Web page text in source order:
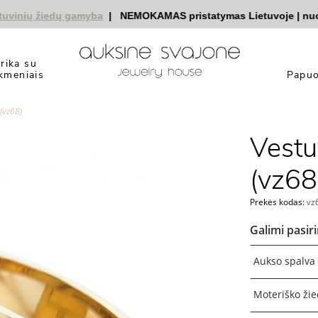
žiedų gamyba | NEMOKAMAS pristatymas Lietuvoje|
su
Prekės kodas:
Galimi
Aukso spalva
Moteriško